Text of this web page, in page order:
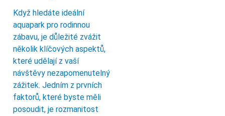
Když hledáte ideální
aquapark pro rodinnou
zábavu, je důležité zvážit
několik klíčových aspektů,
které udělají z vaší
návštěvy nezapomenutelný
zážitek. Jedním z prvních
faktorů, které byste měli
posoudit, je rozmanitost